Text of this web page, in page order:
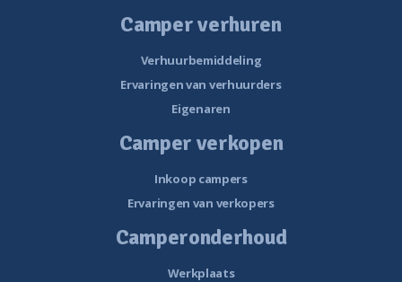
Camper verhuren
Verhuurbemiddeling
Ervaringen van verhuurders
Eigenaren
Camper verkopen
Inkoop campers
Ervaringen van verkopers
Camperonderhoud
Werkplaats